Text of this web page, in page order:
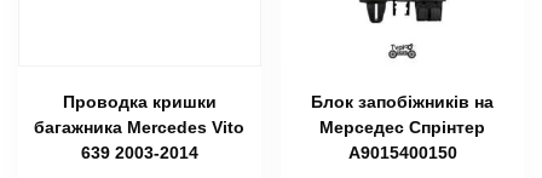
Проводка кришки
багажника Mercedes Vito
639 2003-2014
Блок запобіжників на
Мерседес Спрінтер
А9015400150